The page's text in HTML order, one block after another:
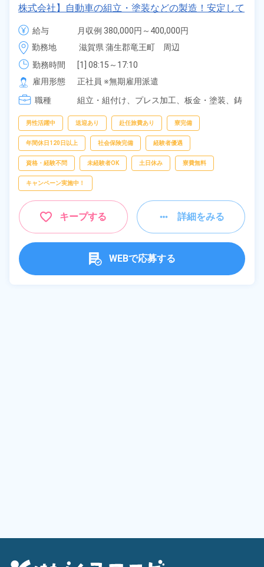
株式会社】自動車の組立・塗装などの製造！安定して
働ける正社員×月給制★嬉しい昇給＆業績賞与あり！
生活支援物資事前対応可◎未経験歓迎！《滋賀県竜王
町》
給与
月収例 380,000円～400,000円
給与 250,000円～250,000円
勤務地
滋賀県 蒲生郡竜王町　周辺
勤務時間
[1] 08:15～17:10
[2] 20:30～05:35
雇用形態
正社員 ※無期雇用派遣
職種
組立・組付け、 プレス加工、 板金・塗装、 鋳
男性活躍中 送迎あり 赴任旅費あり 寮完備
年間休日120日以上 社会保険完備 経験者優遇
資格・経験不問 未経験者OK 土日休み 寮費無料
キャンペーン実施中！
キープする 詳細をみる
WEBで応募する